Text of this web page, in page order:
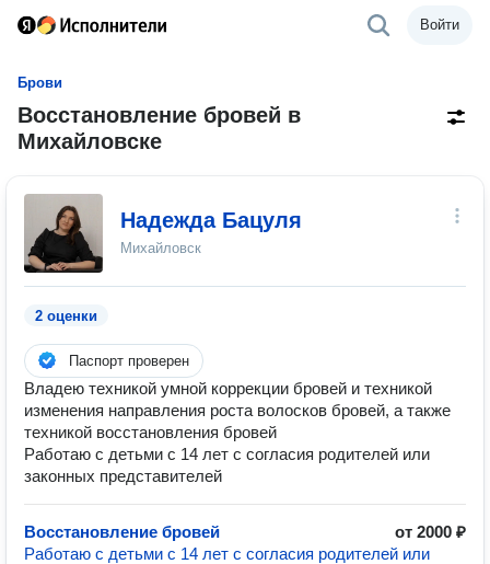
Войти
Брови
Восстановление бровей в
Михайловске
Надежда Бацуля
Михайловск
2 оценки
Паспорт проверен
Владею техникой умной коррекции бровей и техникой
изменения направления роста волосков бровей, а также
техникой восстановления бровей
Работаю с детьми с 14 лет с согласия родителей или
законных представителей
Восстановление бровей
от 2000 ₽
Работаю с детьми с 14 лет с согласия родителей или